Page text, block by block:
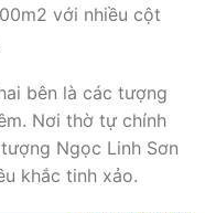
với nhiều cột
bên là các tượng
Nơi thờ tự chính
Ngọc Linh Sơn
khắc tinh xảo.